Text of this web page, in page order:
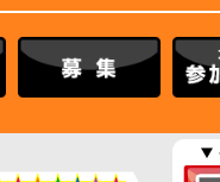
出演者紹介 募集